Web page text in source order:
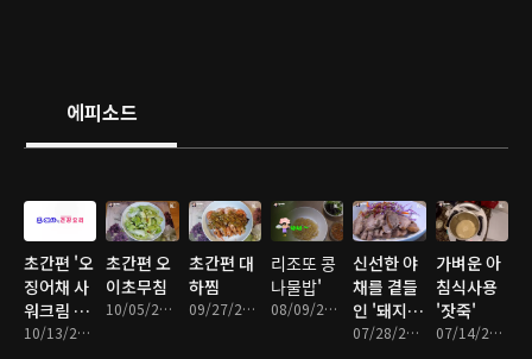
에피소드
초간편 '오
징어채 사
워크림 무
침'
10/13/2021 • 4분
초간편 오
이초무침
10/05/2021 • 6분
초간편 대
하찜
09/27/2021 • 6분
리조또 콩
나물밥'
08/09/2021 • 5분
신선한 야
채를 곁들
인 '돼지수
육'
07/28/2021 • 5분
가벼운 아
침식사용
'잣죽'
07/14/2021 • 3분